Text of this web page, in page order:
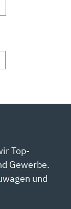
Top-
Gewerbe.
und